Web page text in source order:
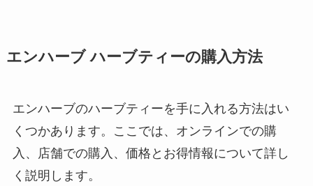
エンハーブ ハーブティーの購入方法
エンハーブのハーブティーを手に入れる方法はい
くつかあります。ここでは、オンラインでの購
入、店舗での購入、価格とお得情報について詳し
く説明します。